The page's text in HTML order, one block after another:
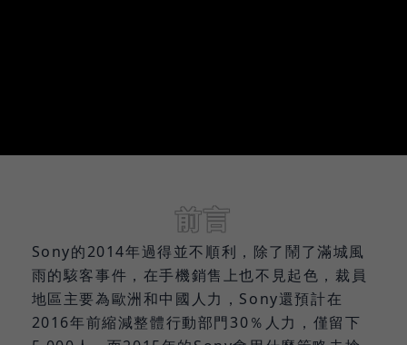
前言
Sony的2014年過得並不順利，除了鬧了滿城風
雨的駭客事件，在手機銷售上也不見起色，裁員
地區主要為歐洲和中國人力，Sony還預計在
2016年前縮減整體行動部門30％人力，僅留下